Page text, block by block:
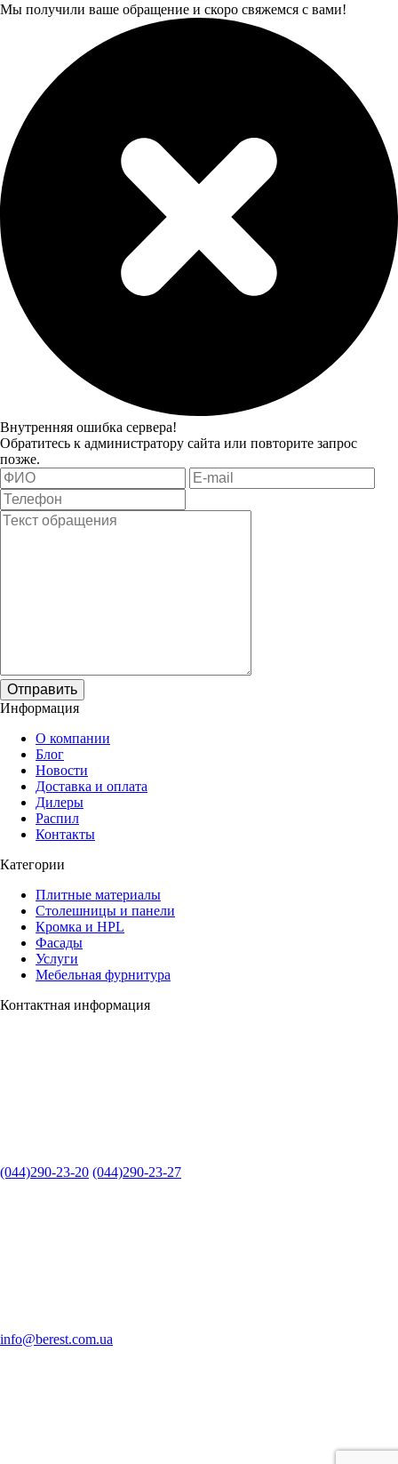
Мы получили ваше обращение и скоро свяжемся с вами!
Внутренняя ошибка сервера!
Обратитесь к администратору сайта или повторите запрос
позже.
Отправить
Информация
О компании
Блог
Новости
Доставка и оплата
Дилеры
Распил
Контакты
Категории
Плитные материалы
Столешницы и панели
Кромка и HPL
Фасады
Услуги
Мебельная фурнитура
Контактная информация
(044)290-23-20 (044)290-23-27
info@berest.com.ua